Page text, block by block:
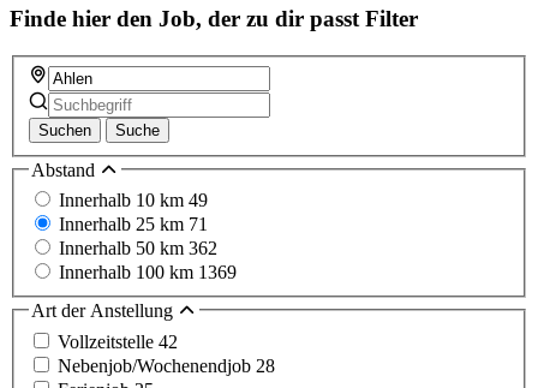
Finde hier den Job, der zu dir passt Filter
Suchen Suche
Abstand
Innerhalb 10 km 49
Innerhalb 25 km 71
Innerhalb 50 km 362
Innerhalb 100 km 1369
Art der Anstellung
Vollzeitstelle 42
Nebenjob/Wochenendjob 28